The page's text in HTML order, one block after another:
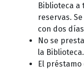
Biblioteca a
reservas.
con dos
No se
la Biblioteca.
El